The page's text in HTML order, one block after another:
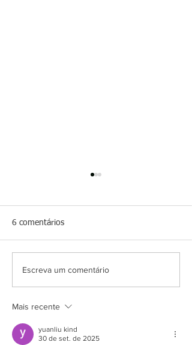
Salazar, FELIZ
ANIVERSÁRIO!!!
6 comentários
Escreva um comentário
Mais recente
yuanliu kind
30 de set. de 2025